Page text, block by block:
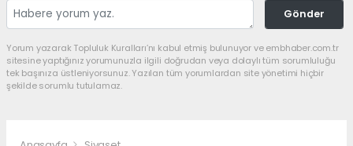
Gönder
Yorum yazarak Topluluk Kuralları’nı kabul etmiş bulunuyor ve embhaber.com.tr
sitesine yaptığınız yorumunuzla ilgili doğrudan veya dolaylı tüm sorumluluğu
tek başınıza üstleniyorsunuz. Yazılan tüm yorumlardan site yönetimi hiçbir
şekilde sorumlu tutulamaz.